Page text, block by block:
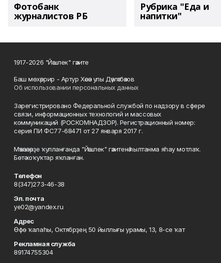
Фотобанк
журналистов РБ
Рубрика "Еда и
напитки"
1917-2026 "Йәшлек" гәзите
Баш мөхәррир - Артур Хәсән улы Дәүләтбәков
Об использовании персональных данных
Зарегистрировано Федеральной службой по надзору в сфере
связи, информационных технологий и массовых
коммуникаций (РОСКОМНАДЗОР). Регистрационный номер:
серия ПИ ФС77-68471 от 27 января 2017 г.
Мәҡәләләрҙе ҡулланғанда "Йәшлек" гәзитенә һылтанма яһау мотлаҡ.
Бөтә хоҡуҡтар яҡланған.
Телефон
8(347)273-46-38
Эл. почта
ye02@yandex.ru
Адрес
Өфө ҡалаһы, Октябрҙең 50 йыллығы урамы, 13, 8-се ҡат
Рекламная служба
89174755304